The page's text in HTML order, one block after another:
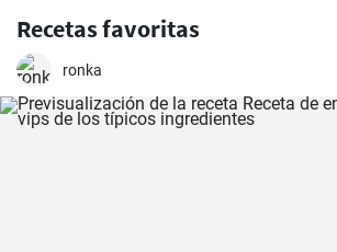
Recetas favoritas
ronka